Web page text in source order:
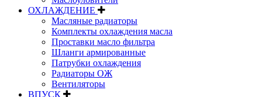
ОХЛАЖДЕНИЕ
Масляные радиаторы
Комплекты охлаждения масла
Проставки масло фильтра
Шланги армированные
Патрубки охлаждения
Радиаторы ОЖ
Вентиляторы
ВПУСК